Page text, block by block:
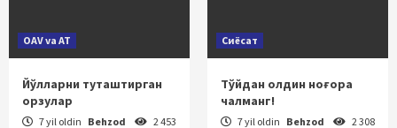
OAV va AT
Йўлларни туташтирган
орзулар
7 yil oldin Behzod 2 453
Сиёсат
Тўйдан олдин ноғора
чалманг!
7 yil oldin Behzod 2 308